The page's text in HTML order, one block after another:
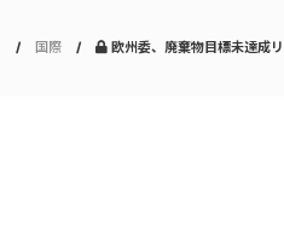
国際 欧州委、廃棄物目標未達成